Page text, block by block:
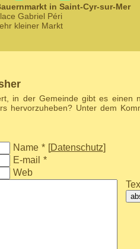
in Saint-Cyr-sur-Mer
Gabriel Péri
kleiner Markt
in der Gemeinde gibt es einen
hervorzuheben? Unter dem
Name * [Datenschutz]
E-mail *
Web